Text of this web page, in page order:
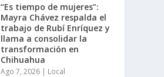
“Es tiempo de mujeres”:
Mayra Chávez respalda el
trabajo de Rubí Enríquez y
llama a consolidar la
transformación en
Chihuahua
Ago 7, 2026 | Local